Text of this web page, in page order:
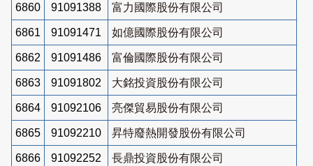
6860 91091388 富力國際股份有限公司
6861 91091471 如億國際股份有限公司
6862 91091486 富倫國際股份有限公司
6863 91091802 大銘投資股份有限公司
6864 91092106 亮傑貿易股份有限公司
6865 91092210 昇特廢熱開發股份有限公司
6866 91092252 長鼎投資股份有限公司